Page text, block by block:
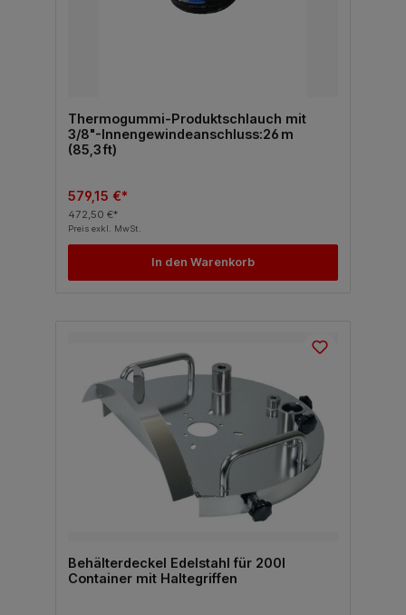
Thermogummi-Produktschlauch mit
3/8"-Innengewindeanschluss:26 m
(85,3 ft)
579,15 €*
472,50 €*
Preis exkl. MwSt.
In den Warenkorb
Behälterdeckel Edelstahl für 200l
Container mit Haltegriffen